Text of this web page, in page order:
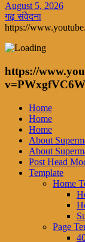
August 5, 2026
गढ़ संवेदना
https://
https://
Home
Home
Home
About
About
Post Head
Template
Home
Page